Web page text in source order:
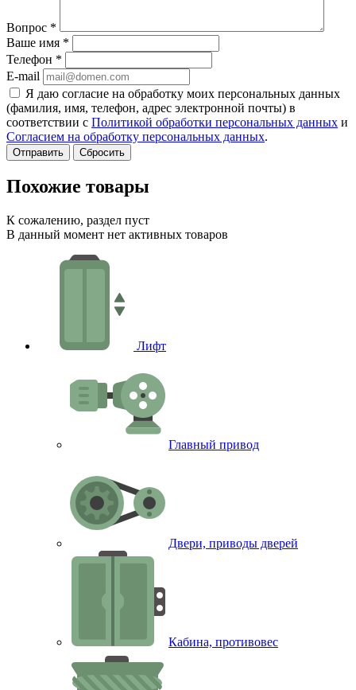
Вопрос *
Ваше имя *
Телефон *
E-mail
Я даю согласие на обработку моих персональных данных
(фамилия, имя, телефон, адрес электронной почты) в
соответствии с Политикой обработки персональных данных и
Согласием на обработку персональных данных.
Сбросить
Похожие товары
К сожалению, раздел пуст
В данный момент нет активных товаров
Лифт
Главный привод
Двери, приводы дверей
Кабина, противовес